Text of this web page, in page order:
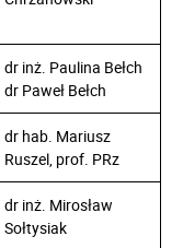
dr inż. Paulina Bełch
dr Paweł Bełch
dr hab. Mariusz
Ruszel, prof. PRz
dr inż. Mirosław
Sołtysiak